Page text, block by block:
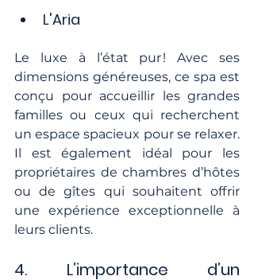
L'Aria
Le luxe à l’état pur ! Avec ses
dimensions généreuses, ce spa est
conçu pour accueillir les grandes
familles ou ceux qui recherchent
un espace spacieux pour se relaxer.
Il est également idéal pour les
propriétaires de chambres d’hôtes
ou de gîtes qui souhaitent offrir
une expérience exceptionnelle à
leurs clients.
4. L’importance d’un